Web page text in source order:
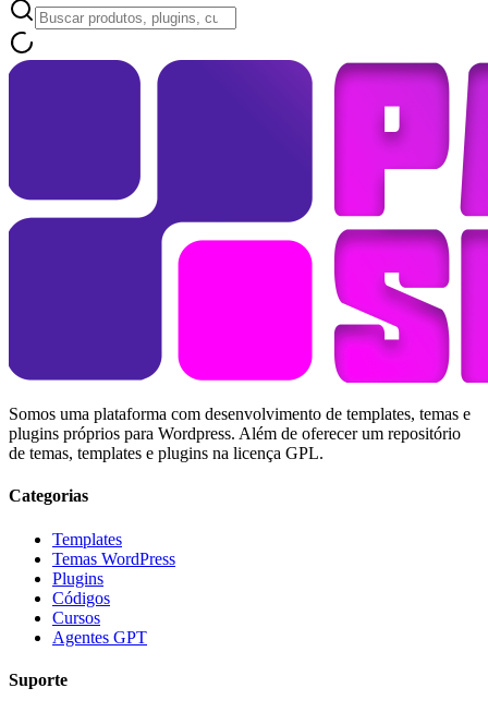
Somos uma plataforma com desenvolvimento de templates, temas e
plugins próprios para Wordpress. Além de oferecer um repositório
de temas, templates e plugins na licença GPL.
Categorias
Templates
Temas WordPress
Plugins
Códigos
Cursos
Agentes GPT
Suporte